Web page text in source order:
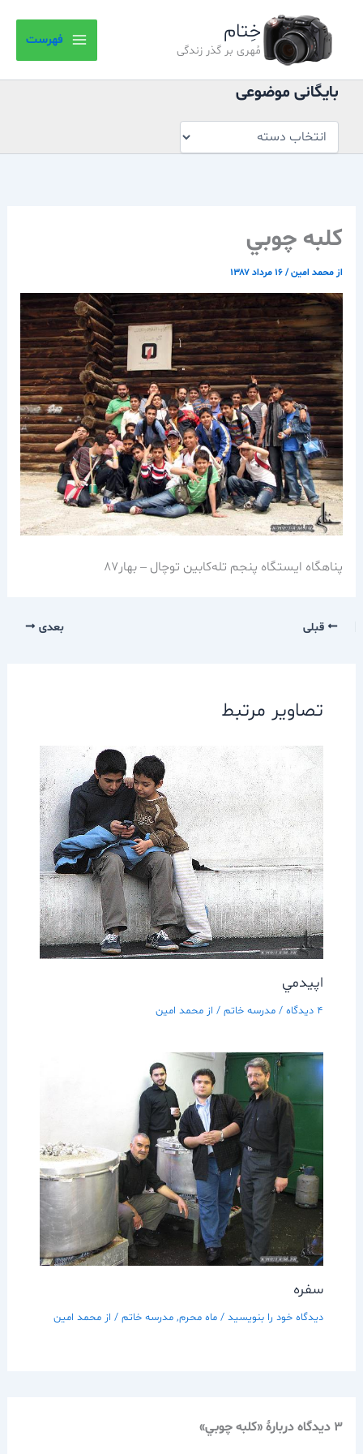
خِتام
مُهری بر گذر زندگی
فهرست
بایگانی موضوعی
موضوعی
كلبه چوبي
از محمد امین/۱۶ مرداد ۱۳۸۷
پناهگاه ايستگاه پنجم تله‌كابين توچال – بهار87
قبلی بعدی
تصاویر مرتبط
اپيدمي
4 دیدگاه / مدرسه خاتم/ از محمد امین
سفره
دیدگاه‌ خود را بنویسید / ماه محرم, مدرسه خاتم/ از محمد امین
3 دیدگاه دربارهٔ «كلبه چوبي»